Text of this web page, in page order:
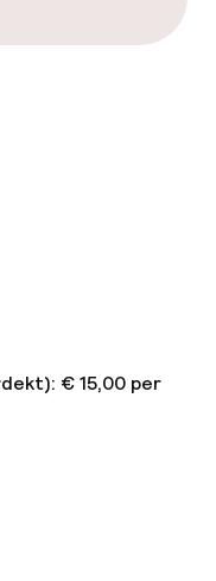
€ 15,00 per